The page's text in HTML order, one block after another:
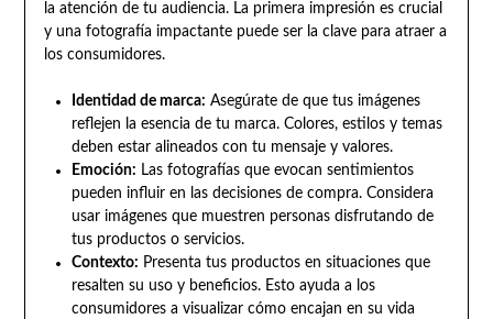
la atención de tu audiencia. La primera impresión es crucial
y una fotografía impactante puede ser la clave para atraer a
los consumidores.
Identidad de marca: Asegúrate de que tus imágenes
reflejen la esencia de tu marca. Colores, estilos y temas
deben estar alineados con tu mensaje y valores.
Emoción: Las fotografías que evocan sentimientos
pueden influir en las decisiones de compra. Considera
usar imágenes que muestren personas disfrutando de
tus productos o servicios.
Contexto: Presenta tus productos en situaciones que
resalten su uso y beneficios. Esto ayuda a los
consumidores a visualizar cómo encajan en su vida